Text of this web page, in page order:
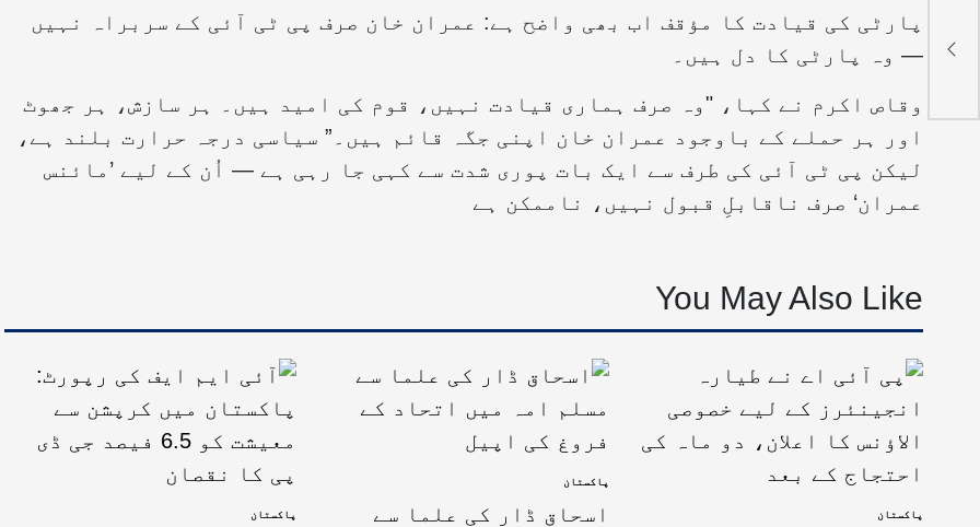
پارٹی کی قیادت کا مؤقف اب بھی واضح ہے: عمران خان صرف پی ٹی آئی کے سربراہ نہیں
— وہ پارٹی کا دل ہیں۔
وقاص اکرم نے کہا، "وہ صرف ہماری قیادت نہیں، قوم کی امید ہیں۔ ہر سازش، ہر جھوٹ
اور ہر حملے کے باوجود عمران خان اپنی جگہ قائم ہیں۔” سیاسی درجہ حرارت بلند ہے،
لیکن پی ٹی آئی کی طرف سے ایک بات پوری شدت سے کہی جا رہی ہے — اُن کے لیے ’مائنس
عمران‘ صرف ناقابلِ قبول نہیں، ناممکن ہے
You May Also Like
پاکستان
پاکستان
اسحاق ڈار کی علما سے
پاکستان